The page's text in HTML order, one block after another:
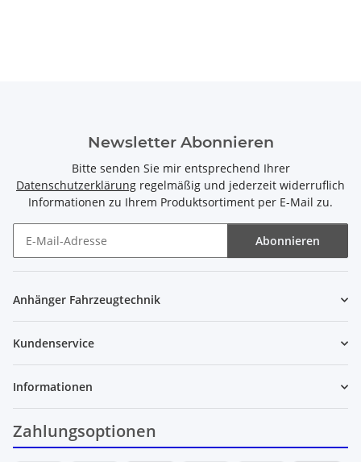
Newsletter Abonnieren
Bitte senden Sie mir entsprechend Ihrer
Datenschutzerklärung regelmäßig und jederzeit widerruflich
Informationen zu Ihrem Produktsortiment per E-Mail zu.
Abonnieren
Anhänger Fahrzeugtechnik
Kundenservice
Informationen
Zahlungsoptionen